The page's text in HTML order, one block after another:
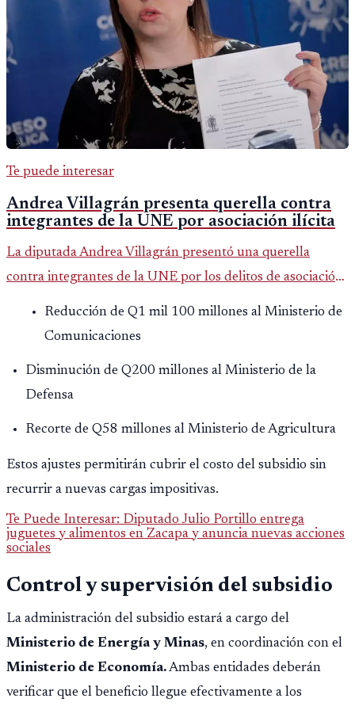
Te puede interesar
Andrea Villagrán presenta querella contra
integrantes de la UNE por asociación ilícita
La diputada Andrea Villagrán presentó una querella
contra integrantes de la UNE por los delitos de asociación
ilícita, terrorismo y sedición.
Reducción de Q1 mil 100 millones al Ministerio de
Comunicaciones
Disminución de Q200 millones al Ministerio de la
Defensa
Recorte de Q58 millones al Ministerio de Agricultura
Estos ajustes permitirán cubrir el costo del subsidio sin
recurrir a nuevas cargas impositivas.
Te Puede Interesar: Diputado Julio Portillo entrega
juguetes y alimentos en Zacapa y anuncia nuevas acciones
sociales
Control y supervisión del subsidio
La administración del subsidio estará a cargo del
Ministerio de Energía y Minas, en coordinación con el
Ministerio de Economía.Ambas entidades deberán
verificar que el beneficio llegue efectivamente a los